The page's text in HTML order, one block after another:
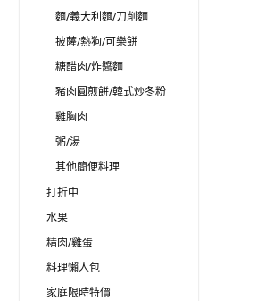
麵/義大利麵/刀削麵
披薩/熱狗/可樂餅
糖醋肉/炸醬麵
豬肉圓煎餅/韓式炒冬粉
雞胸肉
粥/湯
其他簡便料理
打折中
水果
精肉/雞蛋
料理懶人包
家庭限時特價